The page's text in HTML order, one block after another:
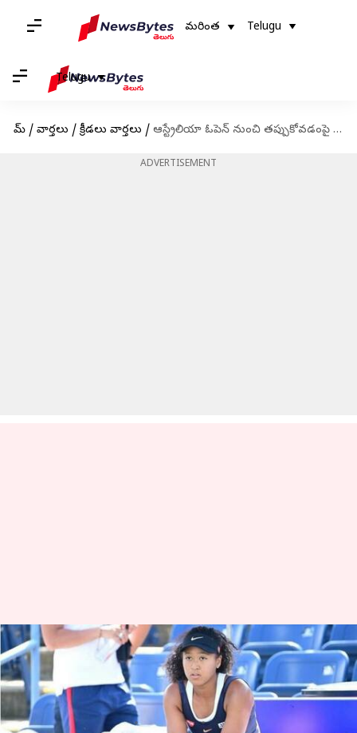
మరింత Telugu
Telugu
హోమ్ / వార్తలు / క్రీడలు వార్తలు / ఆస్ట్రేలియా ఓపెన్ నుంచి తప్పుకోవడంపై నవోమి ఒసాకా క్లారిటీ
ADVERTISEMENT
ఆస్ట్రేలియా ఓపెన్ నుంచి
తప్పుకోవడంపై నవోమి ఒసాకా
క్లారిటీ
వ్రాసిన వారు Jayachandra Akuri Jan 12, 2023 12:39 pm